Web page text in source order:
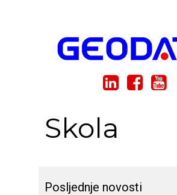
Skola
Posljednje novosti